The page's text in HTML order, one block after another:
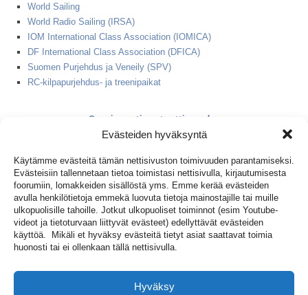
Evästeiden hyväksyntä
Käytämme evästeitä tämän nettisivuston toimivuuden parantamiseksi.
Evästeisiin tallennetaan tietoa toimistasi nettisivulla, kirjautumisesta
foorumiin, lomakkeiden sisällöstä yms. Emme kerää evästeiden
avulla henkilötietoja emmekä luovuta tietoja mainostajille tai muille
ulkopuolisille tahoille. Jotkut ulkopuoliset toiminnot (esim Youtube-
videot ja tietoturvaan liittyvät evästeet) edellyttävät evästeiden
käyttöä. Mikäli et hyväksy evästeitä tietyt asiat saattavat toimia
huonosti tai ei ollenkaan tällä nettisivulla.
Hyväksy
World Sailing
World Radio Sailing (IRSA)
IOM International Class Association (IOMICA)
DF International Class Association (DFICA)
Suomen Purjehdus ja Veneily (SPV)
RC-kilpapurjehdus- ja treenipaikat
2 minuutin starttinauha
1+2 minuutin starttinauha
(IOM ja DF65 peräkkäin)
Kirjaudu foorumiin